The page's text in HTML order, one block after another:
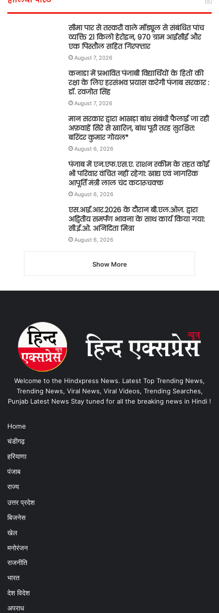
सीमा पार से तस्करी वाले मॉड्यूल से संबंधित पांच
व्यक्ति 21 किलो हेरोइन, 970 ग्राम आईसीई और
एक पिस्तौल सहित गिरफ्तार
August 7, 2026
कनाडा में प्रभावित पंजाबी विद्यार्थियों के हितों की
रक्षा के लिए हरसंभव प्रयास करेगी पंजाब सरकार :
डॉ. रवजोत सिंह
August 7, 2026
मान सरकार द्वारा भाखड़ा बांध संबंधी फैलाई जा रही
अफ़वाहें सिरे से खारिज़, बांध पूरी तरह सुरक्षित:
बरिंदर कुमार गोयल*
August 6, 2026
पंजाब में एन.एफ.एस.ए. राशन स्कीम के तहत कोई
भी परिवार वंचित नहीं रहेगा: खाद्य एवं नागरिक
आपूर्ति मंत्री लाल चंद कटारूचक्क
August 6, 2026
एस.आई.आर.2026 के दौरान बी.एल.ओज़. द्वारा
अद्वितीय समर्पण भावना के साथ कार्य किया गया:
सी.ई.ओ. अनिंदिता मित्रा
August 6, 2026
Show More
Welcome to the Hindxpress News. Latest Top Trending News,
Trending News, Viral News, Viral Videos, Trending Searches,
Punjab Latest News Stay tuned for all the breaking news in Hindi !
Home
चंडीगढ़
हरियाणा
पंजाब
राज्य
उत्तर प्रदेश
बिजनेस
खेल
मनोरंजन
राजनीति
भारत
देश विदेश
अपराध